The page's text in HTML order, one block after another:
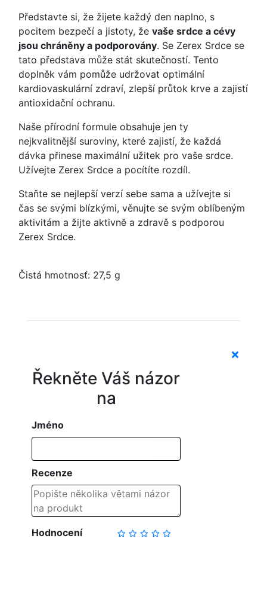
Představte si, že žijete každý den naplno, s
pocitem bezpečí a jistoty, že vaše srdce a cévy
jsou chráněny a podporovány. Se Zerex Srdce se
tato představa může stát skutečností. Tento
doplněk vám pomůže udržovat optimální
kardiovaskulární zdraví, zlepší průtok krve a zajistí
antioxidační ochranu.
Naše přírodní formule obsahuje jen ty
nejkvalitnější suroviny, které zajistí, že každá
dávka přinese maximální užitek pro vaše srdce.
Užívejte Zerex Srdce a pocítíte rozdíl.
Staňte se nejlepší verzí sebe sama a užívejte si
čas se svými blízkými, věnujte se svým oblíbeným
aktivitám a žijte aktivně a zdravě s podporou
Zerex Srdce.
Čistá hmotnosť: 27,5 g
Řekněte Váš názor
na
Jméno
Recenze
Hodnocení